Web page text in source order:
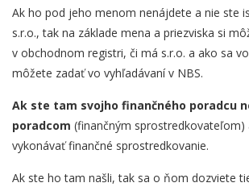
Ak ho pod jeho menom nenájdete a nie ste
s.r.o., tak na základe mena a priezviska si
v obchodnom registri, či má s.r.o. a ako sa
môžete zadať vo vyhľadávaní v NBS.
Ak ste tam svojho finančného poradcu
poradcom (finančným sprostredkovateľom)
vykonávať finančné sprostredkovanie.
Ak ste ho tam našli, tak sa o ňom dozviete